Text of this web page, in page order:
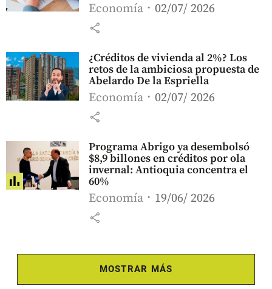
Economía 02/07/ 2026
share
¿Créditos de vivienda al 2%? Los
retos de la ambiciosa propuesta de
Abelardo De la Espriella
Economía 02/07/ 2026
share
Programa Abrigo ya desembolsó
$8,9 billones en créditos por ola
invernal: Antioquia concentra el
60%
Economía 19/06/ 2026
share
MOSTRAR MÁS